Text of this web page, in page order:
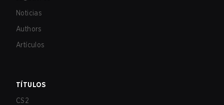
Noticias
Authors
Artículos
TÍTULOS
CS2